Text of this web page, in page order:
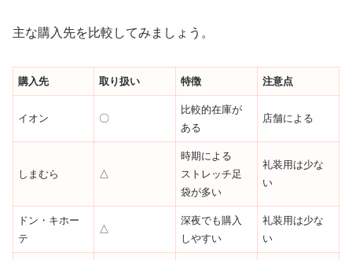
主な購入先を比較してみましょう。
購入先 取り扱い 特徴 注意点
イオン 〇
比較的在庫が
ある
店舗による
しまむら △
時期による
ストレッチ足
袋が多い
礼装用は少な
い
ドン・キホー
テ
△
深夜でも購入
しやすい
礼装用は少な
い